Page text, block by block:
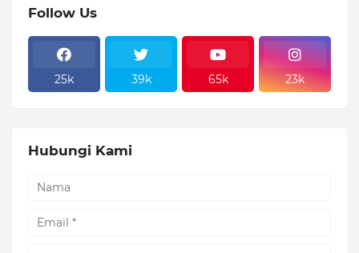
Follow Us
25k 39k 65k 23k
Hubungi Kami